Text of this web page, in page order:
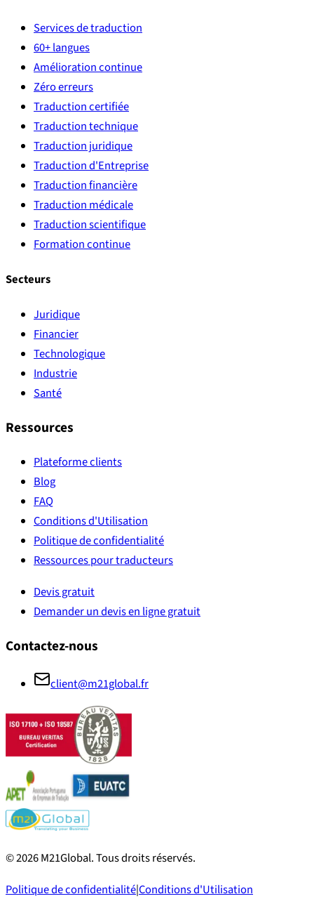
Services de traduction
60+ langues
Amélioration continue
Zéro erreurs
Traduction certifiée
Traduction technique
Traduction juridique
Traduction d'Entreprise
Traduction financière
Traduction médicale
Traduction scientifique
Formation continue
Secteurs
Juridique
Financier
Technologique
Industrie
Santé
Ressources
Plateforme clients
Blog
FAQ
Conditions d'Utilisation
Politique de confidentialité
Ressources pour traducteurs
Devis gratuit
Demander un devis en ligne gratuit
Contactez-nous
client@m21global.fr
©2026M21Global.Tous droits réservés.
Politique de confidentialité|Conditions d'Utilisation